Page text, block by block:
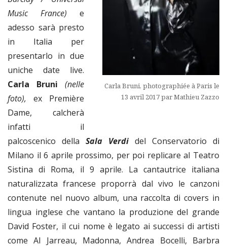
Carla Bruni, photographiée à Paris le
13 avril 2017 par Mathieu Zazzo
Music France) e
adesso sarà presto
in Italia per
presentarlo in due
uniche date live.
Carla Bruni(nelle
foto), ex Première
Dame, calcherà
infatti il
palcoscenico della Sala Verdi del Conservatorio di
Milano il 6 aprile prossimo, per poi replicare al Teatro
Sistina di Roma, il 9 aprile. La cantautrice italiana
naturalizzata francese proporrà dal vivo le canzoni
contenute nel nuovo album, una raccolta di covers in
lingua inglese che vantano la produzione del grande
David Foster, il cui nome è legato ai successi di artisti
come Al Jarreau, Madonna, Andrea Bocelli, Barbra